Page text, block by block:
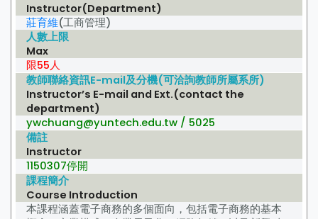
Instructor(Department)
莊育維(工商管理)
人數上限
Max
限55人
教師聯絡資訊E-mail及分機(可洽詢教師所屬系所)
Instructor’s E-mail and Ext.(contact the
department)
ywchuang@yuntech.edu.tw / 5025
備註
Instructor
1150307停開
課程簡介
Course Introduction
本課程涵蓋電子商務的多個面向，包括電子商務的基本